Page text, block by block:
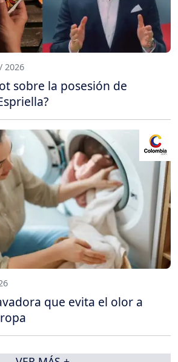
2026
sobre la posesión de
que evita el olor a